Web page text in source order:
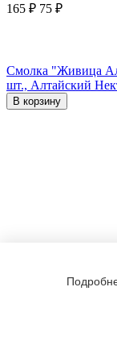
165 ₽ 75 ₽
Смолка "Живица
шт., Алтайский
В корзину